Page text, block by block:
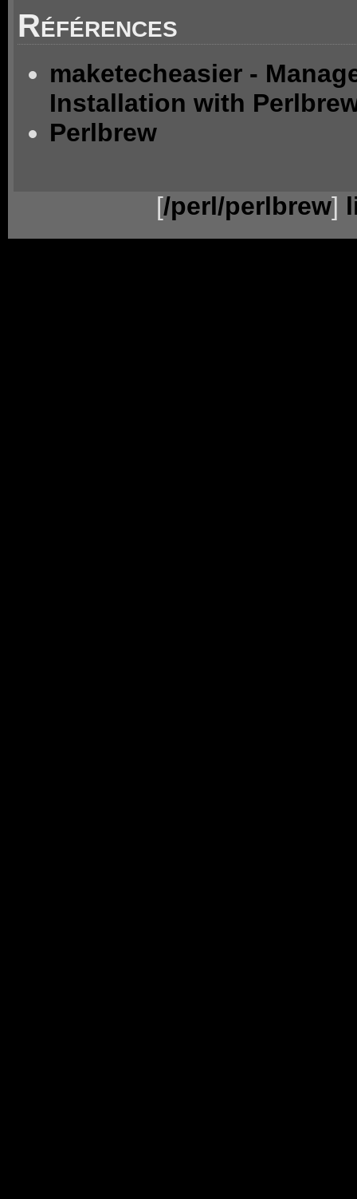
Références
maketecheasier -
Installation with
Perlbrew
[/perl/perlbrew]